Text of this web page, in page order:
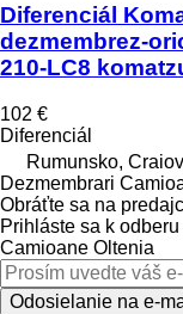
Diferenciál
dezmembrez-
210-LC8
102 €
Diferenciál
Rumunsko,
Dezmembrari
Obráťte sa na
Prihláste sa k
Camioane Oltenia
Odosielanie na e-